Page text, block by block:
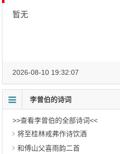
暂无
2026-08-10 19:32:07
李曾伯的诗词
>>查看李曾伯的全部诗词<<
将至桂林戒弗作诗饮酒
和傅山父喜雨韵二首